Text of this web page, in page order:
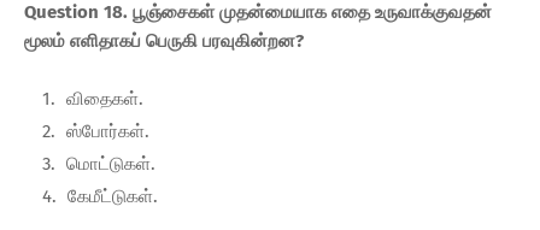
Question 18. பூஞ்சைகள் முதன்மையாக எதை உருவாக்குவதன்
மூலம் எளிதாகப் பெருகி பரவுகின்றன?
விதைகள்.
ஸ்போர்கள்.
மொட்டுகள்.
கேமீட்டுகள்.